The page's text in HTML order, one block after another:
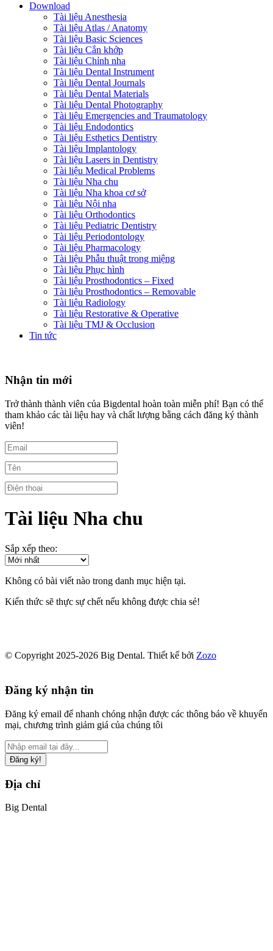
Download
Tài liệu Anesthesia
Tài liệu Atlas / Anatomy
Tài liệu Basic Sciences
Tài liệu Cắn khớp
Tài liệu Chỉnh nha
Tài liệu Dental Instrument
Tài liệu Dental Journals
Tài liệu Dental Materials
Tài liệu Dental Photography
Tài liệu Emergencies and Traumatology
Tài liệu Endodontics
Tài liệu Esthetics Dentistry
Tài liệu Implantology
Tài liệu Lasers in Dentistry
Tài liệu Medical Problems
Tài liệu Nha chu
Tài liệu Nha khoa cơ sở
Tài liệu Nội nha
Tài liệu Orthodontics
Tài liệu Pediatric Dentistry
Tài liệu Periodontology
Tài liệu Pharmacology
Tài liệu Phẫu thuật trong miệng
Tài liệu Phục hình
Tài liệu Prosthodontics – Fixed
Tài liệu Prosthodontics – Removable
Tài liệu Radiology
Tài liệu Restorative & Operative
Tài liệu TMJ & Occlusion
Tin tức
Nhận tin mới
Trở thành thành viên của Bigdental hoàn toàn miễn phí! Bạn có thể
tham khảo các tài liệu hay và chất lượng bằng cách đăng ký thành
viên!
Tài liệu Nha chu
Sắp xếp theo:
Không có bài viết nào trong danh mục hiện tại.
Kiến thức sẽ thực sự chết nếu không được chia sẻ!
© Copyright 2025-2026 Big Dental. Thiết kế bởi Zozo
Đăng ký nhận tin
Đăng ký email để nhanh chóng nhận được các thông báo về khuyến
mại, chương trình giảm giá của chúng tôi
Đăng ký!
Địa chỉ
Big Dental